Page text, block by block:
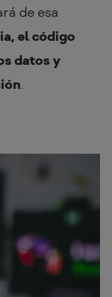
de esa
el código
datos y
.